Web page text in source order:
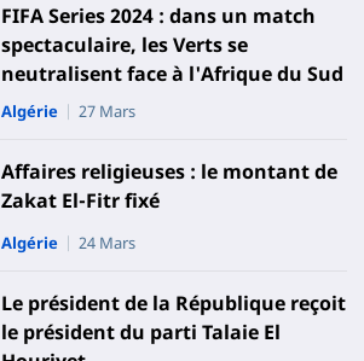
FIFA Series 2024 : dans un match
spectaculaire, les Verts se
neutralisent face à l'Afrique du Sud
Algérie 27 Mars
Affaires religieuses : le montant de
Zakat El-Fitr fixé
Algérie 24 Mars
Le président de la République reçoit
le président du parti Talaie El